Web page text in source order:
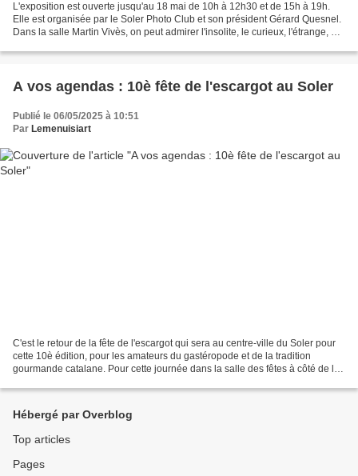
L'exposition est ouverte jusqu'au 18 mai de 10h à 12h30 et de 15h à 19h.
Elle est organisée par le Soler Photo Club et son président Gérard Quesnel.
Dans la salle Martin Vivès, on peut admirer l'insolite, le curieux, l'étrange, et
A vos agendas : 10è fête de l'escargot au Soler
Publié le 06/05/2025 à 10:51
Par Lemenuisiart
C'est le retour de la fête de l'escargot qui sera au centre-ville du Soler pour
cette 10è édition, pour les amateurs du gastéropode et de la tradition
gourmande catalane. Pour cette journée dans la salle des fêtes à côté de la
Hébergé par Overblog
Top articles
Pages